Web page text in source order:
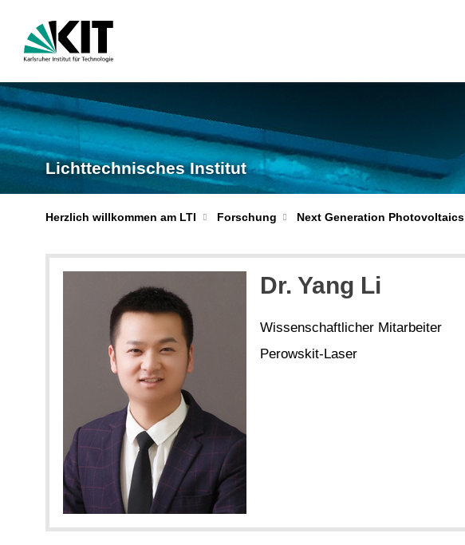
Lichttechnisches Institut
Herzlich willkommen am LTI Forschung Next Generation Photovoltaics
Dr. Yang Li
Wissenschaftlicher Mitarbeiter
Perowskit-Laser